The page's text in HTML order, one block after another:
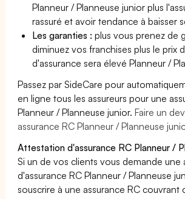
Planneur / Planneuse junior plus
rassuré et avoir tendance à baisser
Les garanties :plus vous prenez de
diminuez vos franchises plus le prix
d'assurance sera élevé Planneur /
Passez par SideCare pour
en ligne tous les assureurs pour une
Planneur / Planneuse junior.Faire un
assurance RC Planneur / Planneuse
Attestation d'assurance RC Planneur /
Si un de vos clients vous demande une
d'assurance RC Planneur / Planneuse
souscrire à une assurance RC couvrant